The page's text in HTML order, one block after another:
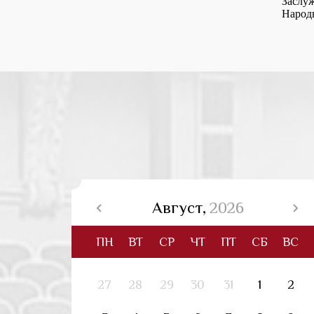
Август, 2026
ПН ВТ СР ЧТ ПТ СБ ВС
27 28 29 30 31 1 2